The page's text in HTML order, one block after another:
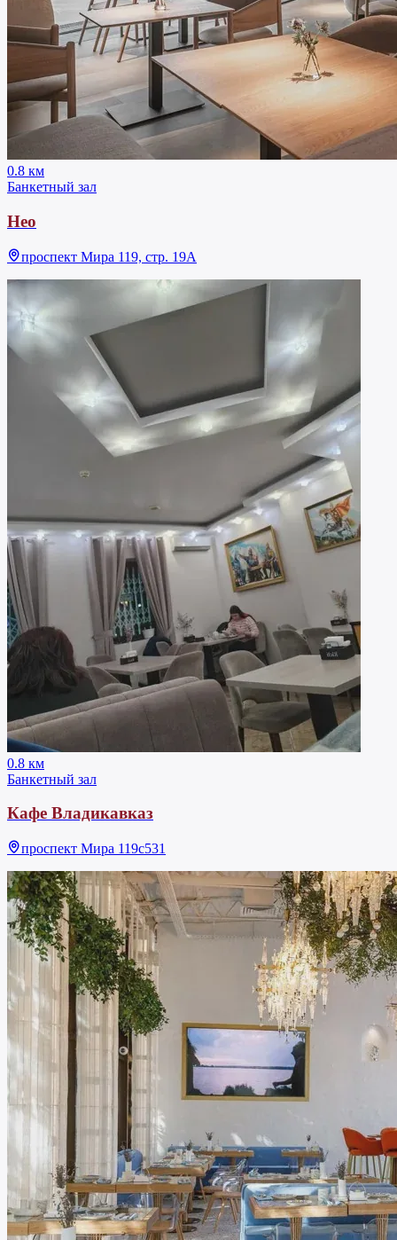
0.8 км
Банкетный зал
Нео
проспект Мира 119, стр. 19А
0.8 км
Банкетный зал
Кафе Владикавказ
проспект Мира 119с531